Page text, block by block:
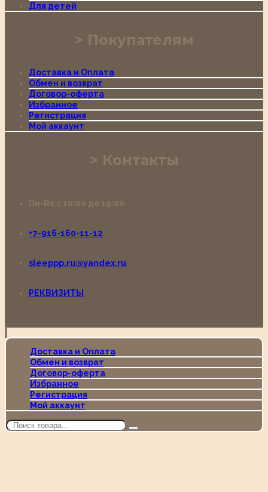
Для детей
Покупателям
Доставка и Оплата
Обмен и возврат
Договор-оферта
Избранное
Регистрация
Мой аккаунт
Контакты
Пн-Вс с 10:00 до 19:00
+7-916-160-11-12
sleeppp.ru@yandex.ru
РЕКВИЗИТЫ
Доставка и Оплата
Обмен и возврат
Договор-оферта
Избранное
Регистрация
Мой аккаунт